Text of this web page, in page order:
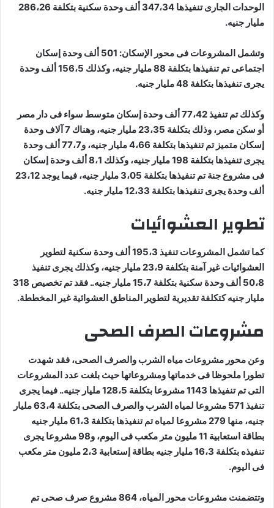
الوحدات الجارى تنفيذها 347،34 ألف وحدة سكنية بتكلفة 286،26
مليار جنيه.
وتشمل المشروعات فى محور الإسكان: 501 ألف وحدة إسكان
اجتماعى تم تنفيذها بتكلفة 88 مليار جنيه، وكذلك 156،5 ألف وحدة
يجرى تنفيذها بتكلفة 48 مليار جنيه.
وكذلك تم تنفيذ 77،42 ألف وحدة إسكان متوسط سواء فى دار مصر
أو سكن مصر، وذلك بتكلفة 23،35 مليار جنيه، وهناك 7 آلاف وحدة
إسكان متميز تم تنفيذها بتكلفة 4،66 مليار جنيه، و77،7 ألف وحدة
يجرى تنفيذها بتكلفة 198 مليار جنيه، وكذلك 8،1 ألف وحدة إسكان
فى مشروع جنة تم تنفيذها بتكلفة 3،05 مليار جنيه، فيما يوجد 23،12
ألف وحدة يجرى تنفيذها بتكلفة 12،33 مليار جنيه.
تطوير العشوائيات
كما تشمل المشروعات تنفيذ 195،3 ألف وحدة سكنية لتطوير
العشوائيات غير آمنة بتكلفة 23،9 مليار جنيه، وكذلك يجرى تنفيذ
50،8 ألف وحدة سكنية بتكلفة 15،7 مليار جنيه.. فقد تم تخصيص 318
مليار جنيه كتكلفة تقديرية لتطوير المناطق العشوائية غير المخططة.
مشروعات الصرف الصحى
وعن محور مشروعات مياه الشرب والصرف الصحى، فقد شهدت
تطورا ملحوظا فى خدماتها ومشروعاتها حيث بلغت عدد المشروعات
التى تم تنفيذها 1143 مشروعا بتكلفة 128،5 مليار جنيه.. فيما يجرى
تنفيذ 571 مشروعا لمياه الشرب والصرف الصحى بتكلفة 63،4 مليار
جنيه، منها 279 مشروعا لمياه تم تنفيذها بتكلفة 61،3 مليار جنيه
بطاقة استعابية 11 مليون متر مكعب فى اليوم، و98 مشروعا يجرى
تنفيذه بتكلفة 16،3 مليار جنيه بطاقة إستعابية 2،3 مليون متر مكعب
فى اليوم.
وتتضمنت مشروعات محور المياه، 864 مشروع صرف صحى تم